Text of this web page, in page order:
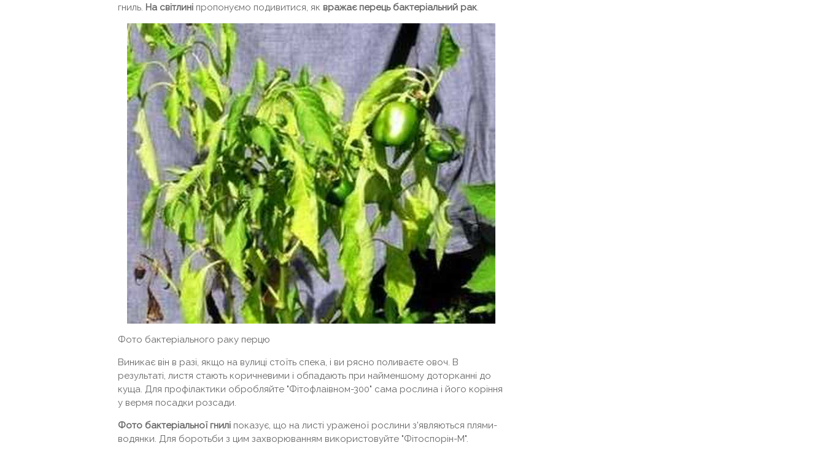
гниль. На світлині пропонуємо подивитися, як вражає перець бактеріальний рак.
Фото бактеріального раку перцю
Виникає він в разі, якщо на вулиці стоїть спека, і ви рясно поливаєте овоч. В
результаті, листя стають коричневими і обпадають при найменшому доторканні до
куща. Для профілактики обробляйте "Фітофлаівном-300" сама рослина і його коріння
у вермя посадки розсади.
Фото бактеріальної гнилі показує, що на листі ураженої рослини з'являються плями-
водянки. Для боротьби з цим захворюванням використовуйте "Фітоспорін-М".